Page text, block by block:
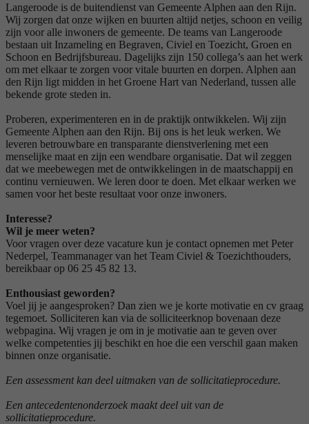
Langeroode is de buitendienst van Gemeente Alphen aan den Rijn.
Wij zorgen dat onze wijken en buurten altijd netjes, schoon en veilig
zijn voor alle inwoners de gemeente. De teams van Langeroode
bestaan uit Inzameling en Begraven, Civiel en Toezicht, Groen en
Schoon en Bedrijfsbureau. Dagelijks zijn 150 collega’s aan het werk
om met elkaar te zorgen voor vitale buurten en dorpen. Alphen aan
den Rijn ligt midden in het Groene Hart van Nederland, tussen alle
bekende grote steden in.
Proberen, experimenteren en in de praktijk ontwikkelen. Wij zijn
Gemeente Alphen aan den Rijn. Bij ons is het leuk werken. We
leveren betrouwbare en transparante dienstverlening met een
menselijke maat en zijn een wendbare organisatie. Dat wil zeggen
dat we meebewegen met de ontwikkelingen in de maatschappij en
continu vernieuwen. We leren door te doen. Met elkaar werken we
samen voor het beste resultaat voor onze inwoners.
Interesse?
Wil je meer weten?
Voor vragen over deze vacature kun je contact opnemen met Peter
Nederpel, Teammanager van het Team Civiel & Toezichthouders,
bereikbaar op 06 25 45 82 13.
Enthousiast geworden?
Voel jij je aangesproken? Dan zien we je korte motivatie en cv graag
tegemoet. Solliciteren kan via de solliciteerknop bovenaan deze
webpagina. Wij vragen je om in je motivatie aan te geven over
welke competenties jij beschikt en hoe die een verschil gaan maken
binnen onze organisatie.
Een assessment kan deel uitmaken van de sollicitatieprocedure.
Een antecedentenonderzoek maakt deel uit van de
sollicitatieprocedure.